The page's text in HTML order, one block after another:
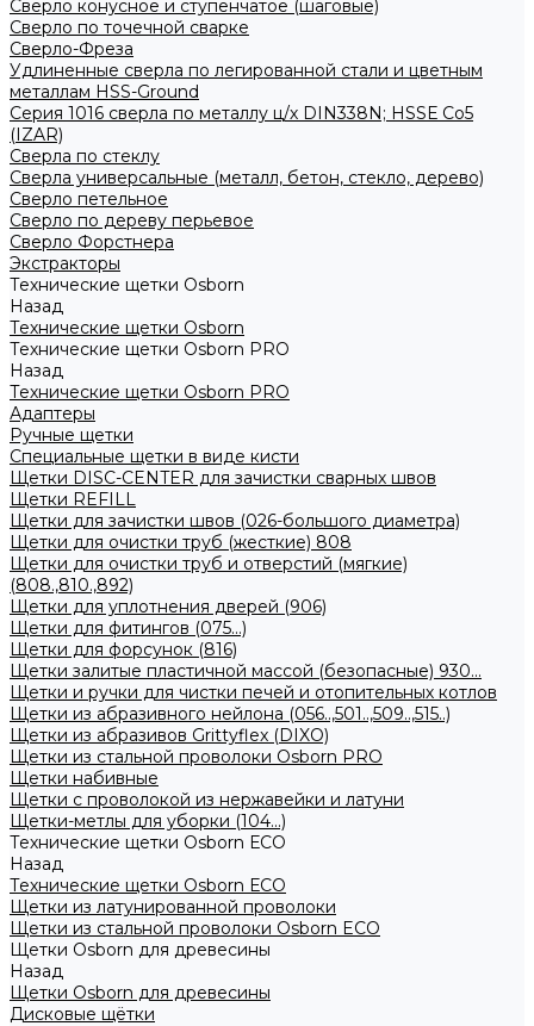
Сверло конусное и ступенчатое (шаговые)
Сверло по точечной сварке
Сверло-Фреза
Удлиненные сверла по легированной стали и цветным
металлам HSS-Ground
Серия 1016 сверла по металлу ц/х DIN338N; HSSЕ Со5
(IZAR)
Сверла по стеклу
Сверла универсальные (металл, бетон, стекло, дерево)
Сверло петельное
Сверло по дереву перьевое
Сверло Форстнера
Экстракторы
Технические щетки Osborn
Назад
Технические щетки Osborn
Технические щетки Osborn PRO
Назад
Технические щетки Osborn PRO
Адаптеры
Ручные щетки
Специальные щетки в виде кисти
Щетки DISC-CENTER для зачистки сварных швов
Щетки REFILL
Щетки для зачистки швов (026-большого диаметра)
Щетки для очистки труб (жесткие) 808
Щетки для очистки труб и отверстий (мягкие)
(808.,810.,892)
Щетки для уплотнения дверей (906)
Щетки для фитингов (075...)
Щетки для форсунок (816)
Щетки залитые пластичной массой (безопасные) 930...
Щетки и ручки для чистки печей и отопительных котлов
Щетки из абразивного нейлона (056..,501..,509..,515..)
Щетки из абразивов Grittyflex (DIXO)
Щетки из стальной проволоки Osborn PRO
Щетки набивные
Щетки с проволокой из нержавейки и латуни
Щетки-метлы для уборки (104...)
Технические щетки Osborn ЕСО
Назад
Технические щетки Osborn ЕСО
Щетки из латунированной проволоки
Щетки из стальной проволоки Osborn ECO
Щетки Osborn для древесины
Назад
Щетки Osborn для древесины
Дисковые щётки